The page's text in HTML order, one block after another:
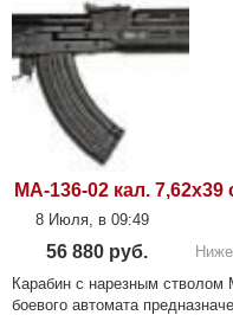
МА-136-02 кал.
8 Июля, в 09:49
56 880 руб.
Карабин с нарезным стволом
боевого автомата